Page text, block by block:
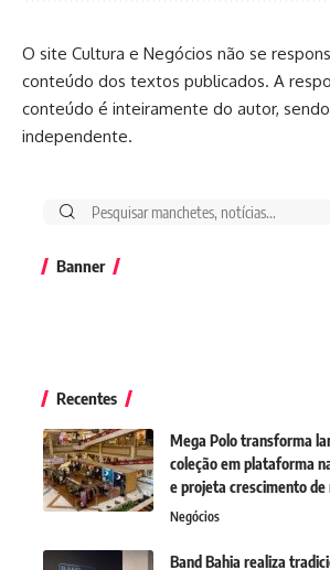
O site Cultura e Negócios não se
conteúdo dos textos publicados. A
conteúdo é inteiramente do autor,
independente.
Banner
Recentes
Mega Polo transforma
coleção em plataforma
e projeta crescimento de
Negócios
Band Bahia realiza